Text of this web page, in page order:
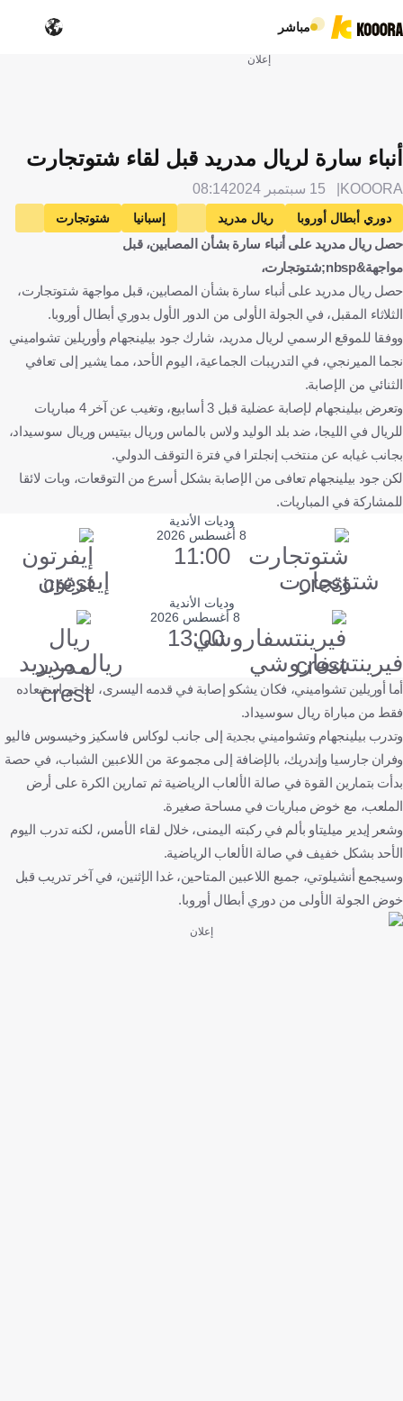
مباشر
إعلان
أنباء سارة لريال مدريد قبل لقاء شتوتجارت
KOOORA 15 سبتمبر 2024 08:14
دوري أبطال أوروبا ريال مدريد إسبانيا
شتوتجارت
ألمانيا
إيدير ميليتاو البرازيل أوريلين تشواميني
جود بيلينجهام
إنجلترا
حصل ريال مدريد على أنباء سارة بشأن المصابين، قبل
مواجهة&nbsp;شتوتجارت،
حصل ريال مدريد على أنباء سارة بشأن المصابين، قبل مواجهة شتوتجارت،
الثلاثاء المقبل، في الجولة الأولى من الدور الأول بدوري أبطال أوروبا.
ووفقا للموقع الرسمي لريال مدريد، شارك جود بيلينجهام وأوريلين تشواميني
نجما الميرنجي، في التدريبات الجماعية، اليوم الأحد، مما يشير إلى تعافي
الثنائي من الإصابة.
وتعرض بيلينجهام لإصابة عضلية قبل 3 أسابيع، وتغيب عن آخر 4 مباريات
للريال في الليجا، ضد بلد الوليد ولاس بالماس وريال بيتيس وريال سوسيداد،
بجانب غيابه عن منتخب إنجلترا في فترة التوقف الدولي.
لكن جود بيلينجهام تعافى من الإصابة بشكل أسرع من التوقعات، وبات لائقا
للمشاركة في المباريات.
وديات الأندية
شتوتجارت
8 أغسطس 2026
11:00
إيفرتون
وديات الأندية
فيرينتسفاروشي
8 أغسطس 2026
13:00
ريال مدريد
أما أوريلين تشواميني، فكان يشكو إصابة في قدمه اليسرى، لذا تم استبعاده
فقط من مباراة ريال سوسيداد.
وتدرب بيلينجهام وتشواميني بجدية إلى جانب لوكاس فاسكيز وخيسوس فاليو
وفران جارسيا وإندريك، بالإضافة إلى مجموعة من اللاعبين الشباب، في حصة
بدأت بتمارين القوة في صالة الألعاب الرياضية ثم تمارين الكرة على أرض
الملعب، مع خوض مباريات في مساحة صغيرة.
وشعر إيدير ميليتاو بألم في ركبته اليمنى، خلال لقاء الأمس، لكنه تدرب اليوم
الأحد بشكل خفيف في صالة الألعاب الرياضية.
وسيجمع أنشيلوتي، جميع اللاعبين المتاحين، غدا الإثنين، في آخر تدريب قبل
خوض الجولة الأولى من دوري أبطال أوروبا.
إعلان